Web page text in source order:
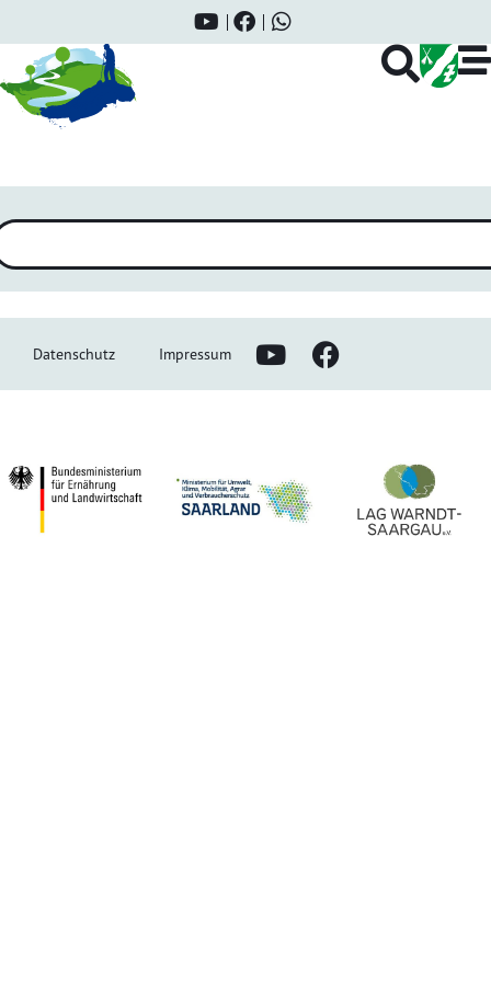
Christian Klein
Datenschutz Impressum